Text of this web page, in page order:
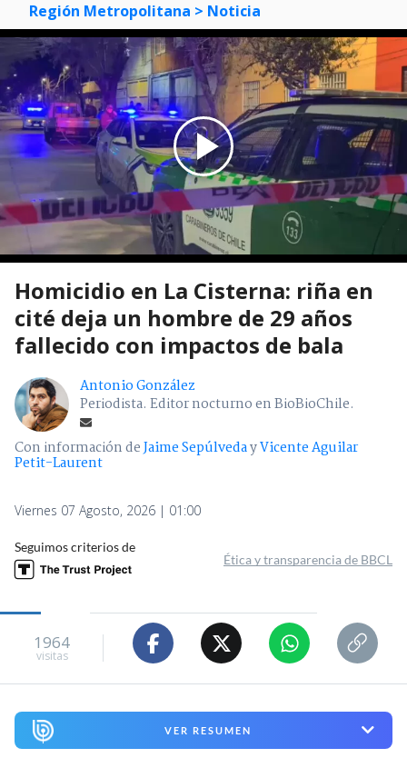
Región Metropolitana > Noticia
Homicidio en La Cisterna: riña en
cité deja un hombre de 29 años
fallecido con impactos de bala
Antonio González
Periodista. Editor nocturno en BioBioChile.
Con información deJaime SepúlvedayVicente Aguilar
Petit-Laurent
Viernes 07 Agosto, 2026 | 01:00
Seguimos criterios de
Ética y transparencia de BBCL
1964
visitas
VER RESUMEN